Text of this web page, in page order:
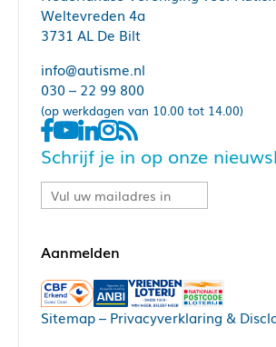
Weltevreden 4a
3731 AL De Bilt
info@autisme.nl
030 – 22 99 800
(op werkdagen van 10.00 tot 14.00)
Schrijf je in op onze
Sitemap– Privacyverklaring &